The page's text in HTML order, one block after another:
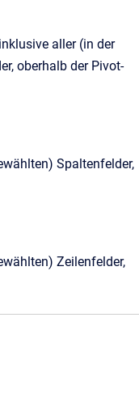
aller (in der
oberhalb der Pivot-
Spaltenfelder,
Zeilenfelder,